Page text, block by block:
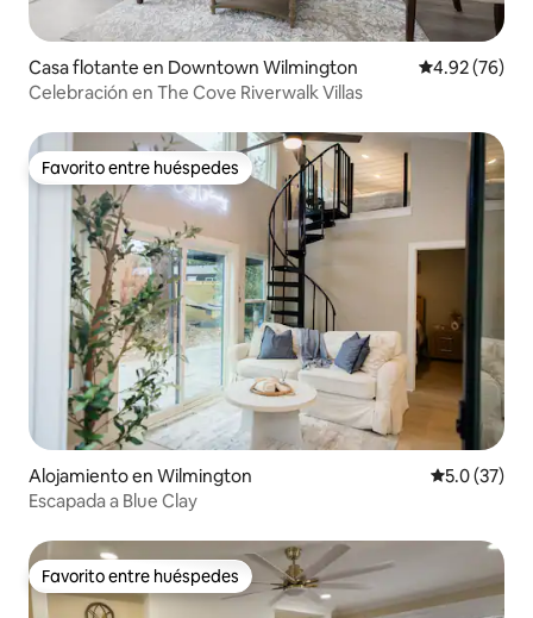
Casa flotante en Downtown Wilmington Calificación
4.92 (76)
Celebración en The Cove Riverwalk Villas
Favorito entre huéspedes
Favorito entre huéspedes
Alojamiento en Wilmington Calificación
5.0 (37)
Escapada a Blue Clay
Favorito entre huéspedes
Favorito entre huéspedes